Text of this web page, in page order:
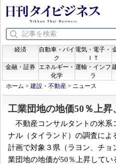
経済
自動車・バイ
ク
電気・電子・
ＩＴ
金融・証券
エネルギー・
化学
運輸・インフ
ラ
ホーム > 建設・不動産 > ニュース
工業団地の地価50％上
不動産コンサルタントの米系
ナル（タイランド）の調査によ
計画で対象３県（ラヨン、チ
業団地の地価が50％上昇してい